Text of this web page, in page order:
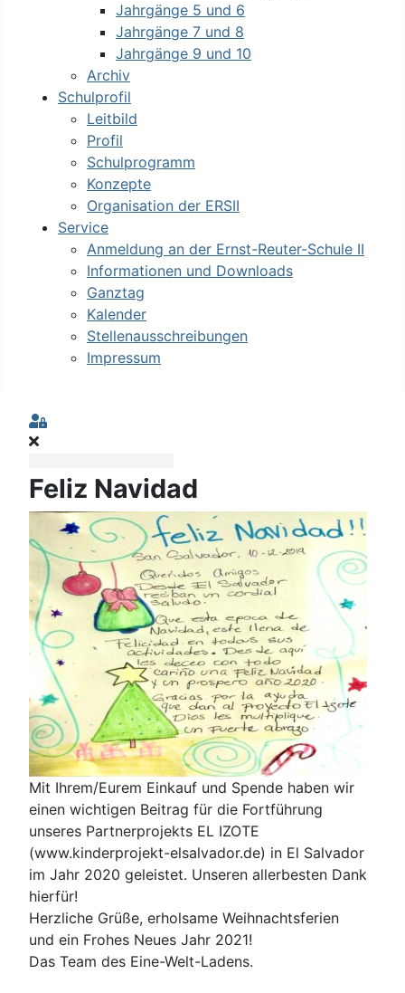
Jahrgänge 5 und 6
Jahrgänge 7 und 8
Jahrgänge 9 und 10
Archiv
Schulprofil
Leitbild
Profil
Schulprogramm
Konzepte
Organisation der ERSII
Service
Anmeldung an der Ernst-Reuter-Schule II
Informationen und Downloads
Ganztag
Kalender
Stellenausschreibungen
Impressum
Sign In
Feliz Navidad
Mit Ihrem/Eurem Einkauf und Spende haben wir
einen wichtigen Beitrag für die Fortführung
unseres Partnerprojekts EL IZOTE
(www.kinderprojekt-elsalvador.de) in El Salvador
im Jahr 2020 geleistet. Unseren allerbesten Dank
hierfür!
Herzliche Grüße, erholsame Weihnachtsferien
und ein Frohes Neues Jahr 2021!
Das Team des Eine-Welt-Ladens.